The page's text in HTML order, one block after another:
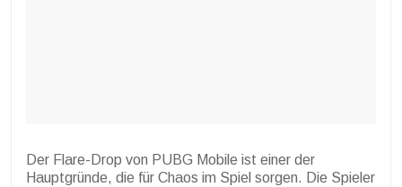
Der Flare-Drop von PUBG Mobile ist einer der
Hauptgründe, die für Chaos im Spiel sorgen. Die Spieler